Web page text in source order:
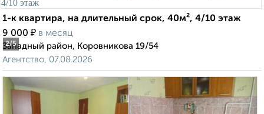
2/5
1-к квартира, на длительный срок, 40м², 4/10 этаж
9 000 ₽ в месяц
Западный район, Коровникова 19/54
Агентство, 07.08.2026